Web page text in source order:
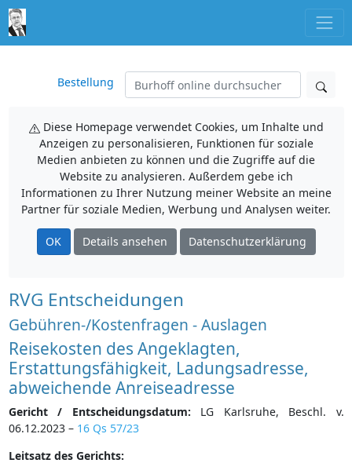
Bestellung
Diese Homepage verwendet Cookies, um Inhalte und
Anzeigen zu personalisieren, Funktionen für soziale
Medien anbieten zu können und die Zugriffe auf die
Website zu analysieren. Außerdem gebe ich
Informationen zu Ihrer Nutzung meiner Website an meine
Partner für soziale Medien, Werbung und Analysen weiter.
OK Details ansehen Datenschutzerklärung
RVG Entscheidungen
Gebühren-/Kostenfragen - Auslagen
Reisekosten des Angeklagten,
Erstattungsfähigkeit, Ladungsadresse,
abweichende Anreiseadresse
Gericht / Entscheidungsdatum: LG Karlsruhe, Beschl. v.
06.12.2023 – 16 Qs 57/23
Leitsatz des Gerichts: